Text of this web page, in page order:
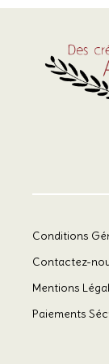
Conditions
Contactez-
Mentions
Paiements